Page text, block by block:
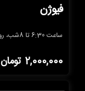
فیوژن
ساعت 6:30 تا 8شب، روزهای زوج
2,000,000 تومان